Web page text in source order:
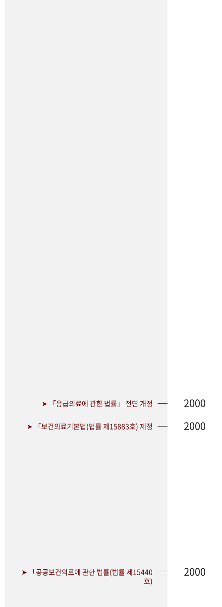
➤ 「응급의료에 관한 법률」 전면 개정 2000
➤ 「보건의료기본법(법률 제15883호) 제정 2000
➤ 「공공보건의료에 관한 법률(법률 제15440
호)
2000